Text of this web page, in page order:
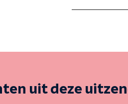
uit deze